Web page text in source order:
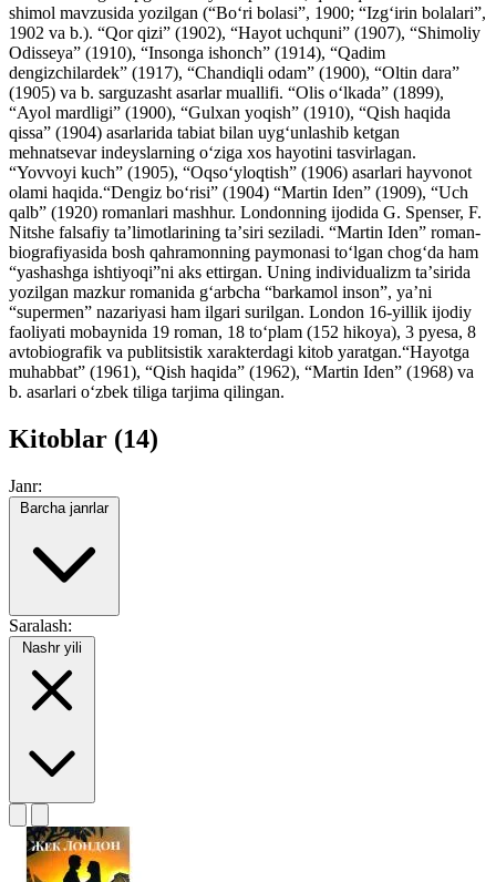
shimol mavzusida yozilgan (“Boʻri bolasi”, 1900; “Izgʻirin bolalari”,
1902 va b.). “Qor qizi” (1902), “Hayot uchquni” (1907), “Shimoliy
Odisseya” (1910), “Insonga ishonch” (1914), “Qadim
dengizchilardek” (1917), “Chandiqli odam” (1900), “Oltin dara”
(1905) va b. sarguzasht asarlar muallifi. “Olis oʻlkada” (1899),
“Ayol mardligi” (1900), “Gulxan yoqish” (1910), “Qish haqida
qissa” (1904) asarlarida tabiat bilan uygʻunlashib ketgan
mehnatsevar indeyslarning oʻziga xos hayotini tasvirlagan.
“Yovvoyi kuch” (1905), “Oqsoʻyloqtish” (1906) asarlari hayvonot
olami haqida.“Dengiz boʻrisi” (1904) “Martin Iden” (1909), “Uch
qalb” (1920) romanlari mashhur. Londonning ijodida G. Spenser, F.
Nitshe falsafiy taʼlimotlarining taʼsiri seziladi. “Martin Iden” roman-
biografiyasida bosh qahramonning paymonasi toʻlgan chogʻda ham
“yashashga ishtiyoqi”ni aks ettirgan. Uning individualizm taʼsirida
yozilgan mazkur romanida gʻarbcha “barkamol inson”, yaʼni
“supermen” nazariyasi ham ilgari surilgan. London 16-yillik ijodiy
faoliyati mobaynida 19 roman, 18 toʻplam (152 hikoya), 3 pyesa, 8
avtobiografik va publitsistik xarakterdagi kitob yaratgan.“Hayotga
muhabbat” (1961), “Qish haqida” (1962), “Martin Iden” (1968) va
b. asarlari oʻzbek tiliga tarjima qilingan.
Kitoblar (14)
Janr:
Barcha janrlar
Saralash:
Nashr yili